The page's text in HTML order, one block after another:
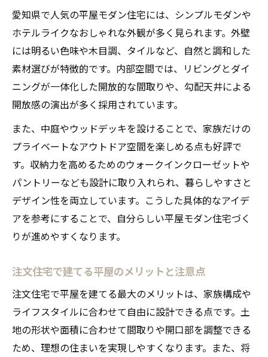
愛知県で人気の平屋モダン住宅には、シンプルモダンや
ホテルライクなおしゃれな外観が多く見られます。外壁
には明るい色味や木目調、タイルなど、自然と調和した
素材選びが特徴的です。内部空間では、リビングとダイ
ニングが一体化した開放的な間取りや、勾配天井による
開放感の演出が多く採用されています。
また、中庭やウッドデッキを設けることで、家族だけの
プライベートなアウトドア空間を楽しめる点も好評で
す。収納力を高めるためのウォークインクローゼットや
パントリーなども設計に取り入れられ、暮らしやすさと
デザイン性を両立しています。こうした具体的なアイデ
アを参考にすることで、自分らしい平屋モダン住宅づく
りが進めやすくなります。
注文住宅で建てる平屋のメリットと注意点
注文住宅で平屋を建てる最大のメリットは、家族構成や
ライフスタイルに合わせて自由に設計できる点です。土
地の形状や面積に合わせて間取りや開口部を調整できる
ため、理想の住まいを実現しやすくなります。また、将